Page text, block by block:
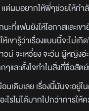
ต่ผมอยากให้พี่ๆช่วยให้ก
นะที่แฟนยังให้โอกาสและ
ขารู้ว่าเรื่องแบบนี้จะไม่
วน์ จะเหวี่ยง จะวีน ผู้หญิ
ๆและตั้งใจทำในสิ่งที่ซื่อสัต
นเดิมเลย เรื่องนี้มันจะอ
รไม่ได้มากไปกว่าการให้